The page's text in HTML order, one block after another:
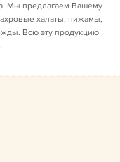
Мы предлагаем Вашему
халаты, пижамы,
Всю эту продукцию